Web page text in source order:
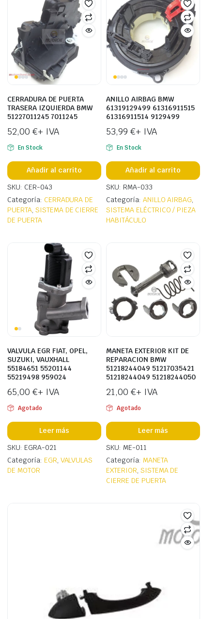
CERRADURA DE PUERTA
TRASERA IZQUIERDA BMW
51227011245 7011245
52,00 €+ IVA
En Stock
Añadir al carrito
SKU: CER-043
Categoría: CERRADURA DE
PUERTA SISTEMA DE CIERRE
DE PUERTA
ANILLO AIRBAG BMW
61319129499 61316911515
61316911514 9129499
53,99 €+ IVA
En Stock
Añadir al carrito
SKU: RMA-033
Categoría: ANILLO AIRBAG
SISTEMA ELÉCTRICO / PIEZA
HABITÁCULO
VALVULA EGR FIAT, OPEL,
SUZUKI, VAUXHALL
55184651 55201144
55219498 959024
65,00 €+ IVA
Agotado
Leer más
SKU: EGRA-021
Categoría: EGR VALVULAS
DE MOTOR
MANETA EXTERIOR KIT DE
REPARACION BMW
51218244049 51217035421
51218244049 51218244050
21,00 €+ IVA
Agotado
Leer más
SKU: ME-011
Categoría: MANETA
EXTERIOR SISTEMA DE
CIERRE DE PUERTA